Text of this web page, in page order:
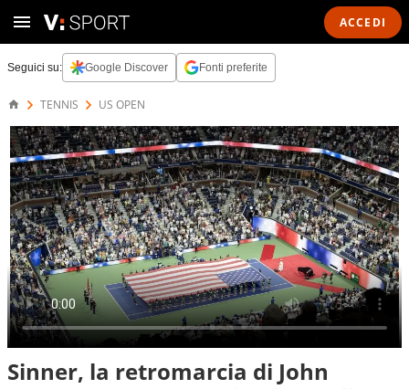
ACCEDI
Seguici su: Google Discover Fonti preferite
TENNIS US OPEN
Sinner, la retromarcia di John